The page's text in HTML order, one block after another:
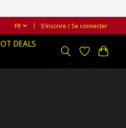
FR S’inscrire / Se connecter
DEALS